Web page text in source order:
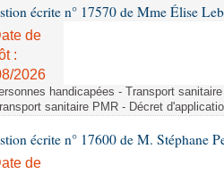
écrite n° 17570 de Mme Élise
de
:
2026
handicapées - Transport
sanitaire PMR - Décret
écrite n° 17600 de M. Stéphane
de